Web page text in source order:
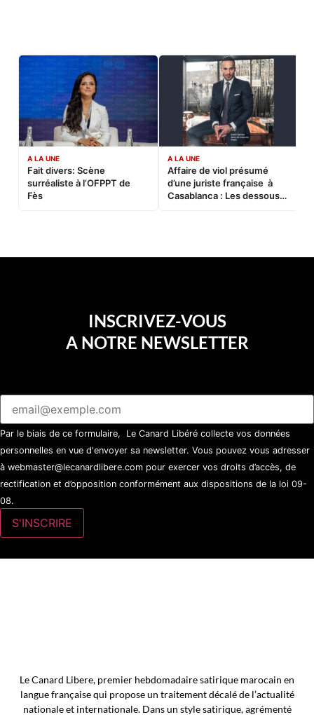
A LA UNE
Fait divers: Scène
surréaliste à l’OFPPT de
Fès
A LA UNE
Affaire de viol présumé
d’une juriste française à
Casablanca : Les dessous
INSCRIVEZ-VOUS
A NOTRE NEWSLETTER
Par le biais de ce formulaire, Le Canard Libéré collecte vos données
personnelles en vue d'envoyer sa newsletter. Vous pouvez vous adresser
à webmaster@lecanardlibere.com pour exercer vos droits d’accès, de
rectification et d’opposition conformément aux dispositions de la loi 09-
08.
Le Canard Libere, premier hebdomadaire satirique marocain en
langue française qui propose un traitement décalé de l’actualité
nationale et internationale. Dans un style satirique, agrémenté